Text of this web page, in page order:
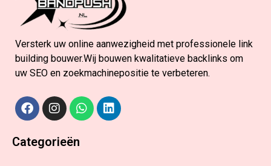
Versterk uw online aanwezigheid met professionele link
building bouwer.Wij bouwen kwalitatieve backlinks om
uw SEO en zoekmachinepositie te verbeteren.
Categorieën